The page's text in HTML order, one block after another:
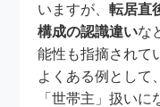
いますが、転居直
構成の認識違いな
能性も指摘されて
よくある例として
「世帯主」扱い